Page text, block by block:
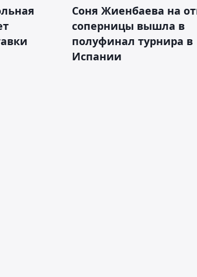
Соня Жиенбаева на
соперницы вышла в
полуфинал турнира в
Испании